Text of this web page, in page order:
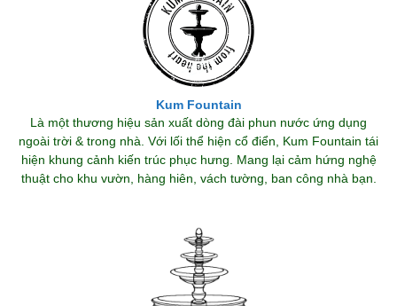
Kum Fountain
Là một thương hiệu sản xuất dòng đài phun nước ứng dụng
ngoài trời & trong nhà. Với lối thể hiện cổ điển, Kum Fountain tái
hiện khung cảnh kiến trúc phục hưng. Mang lại cảm hứng nghệ
thuật cho khu vườn, hàng hiên, vách tường, ban công nhà bạn.